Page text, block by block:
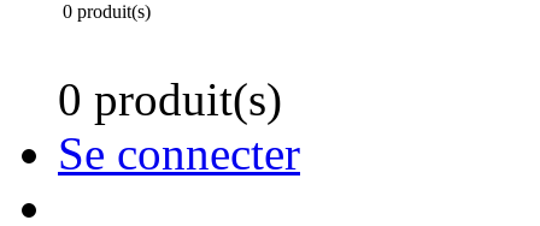
0 produit(s)
0 produit(s)
Se connecter